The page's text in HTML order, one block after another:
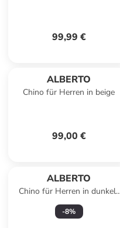
99,99 €
ALBERTO
Chino für Herren in beige
99,00 €
ALBERTO
Chino für Herren in dunkel-
blau
-8%